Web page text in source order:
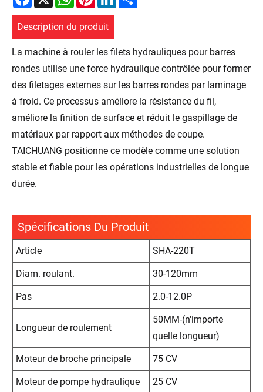
Description du produit
La machine à rouler les filets hydrauliques pour barres
rondes utilise une force hydraulique contrôlée pour former
des filetages externes sur les barres rondes par laminage
à froid. Ce processus améliore la résistance du fil,
améliore la finition de surface et réduit le gaspillage de
matériaux par rapport aux méthodes de coupe.
TAICHUANG positionne ce modèle comme une solution
stable et fiable pour les opérations industrielles de longue
durée.
Spécifications Du Produit
Article SHA-220T
Diam. roulant. 30-120mm
Pas 2.0-12.0P
Longueur de roulement
50MM-(n'importe
quelle longueur)
Moteur de broche principale 75 CV
Moteur de pompe hydraulique 25 CV